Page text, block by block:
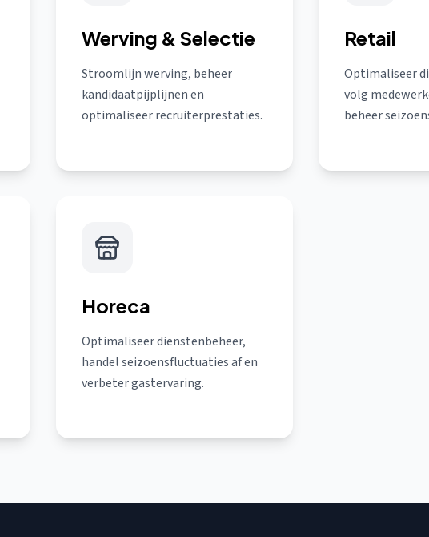
Werving & Selectie
Stroomlijn werving, beheer
kandidaatpijplijnen en
optimaliseer recruiterprestaties.
Retail
Optimaliseer
volg
beheer
Horeca
Optimaliseer dienstenbeheer,
handel seizoensfluctuaties af en
verbeter gastervaring.